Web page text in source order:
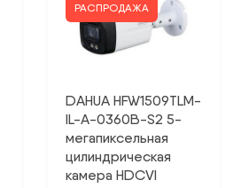
РАСПРОДАЖА
DAHUA HFW1509TLM-
IL-A-0360B-S2 5-
мегапиксельная
цилиндрическая
камера HDCVI